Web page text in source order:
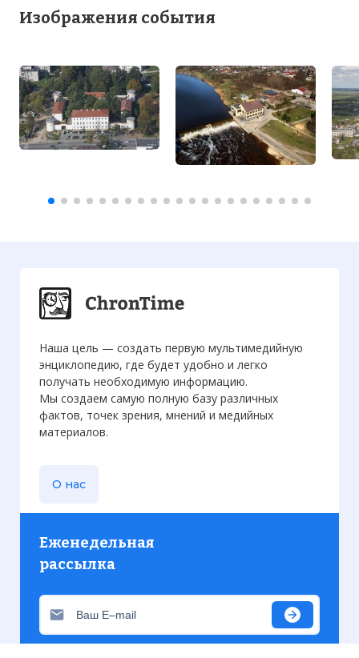
Изображения события
Наша цель — создать первую мультимедийную
энциклопедию, где будет удобно и легко
получать необходимую информацию.
Мы создаем самую полную базу различных
фактов, точек зрения, мнений и медийных
материалов.
О нас
Еженедельная
рассылка